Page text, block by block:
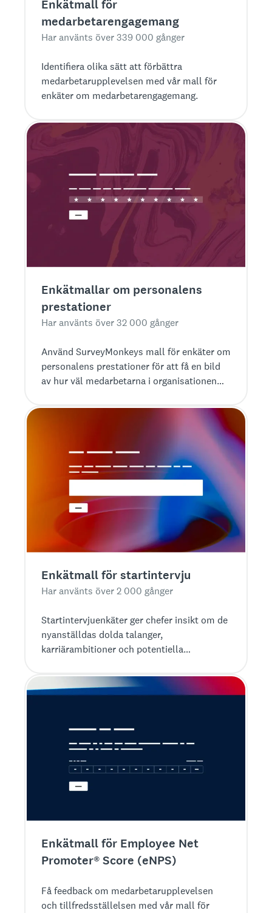
Enkätmall för
medarbetarengagemang
Har använts över 339 000 gånger
Identifiera olika sätt att förbättra
medarbetarupplevelsen med vår mall för
enkäter om medarbetarengagemang.
Enkätmallar om personalens
prestationer
Har använts över 32 000 gånger
Använd SurveyMonkeys mall för enkäter om
personalens prestationer för att få en bild
av hur väl medarbetarna i organisationen
Enkätmall för startintervju
Har använts över 2 000 gånger
Startintervjuenkäter ger chefer insikt om de
nyanställdas dolda talanger,
karriärambitioner och potentiella
relationen kan gynna båda parter i så stor
utsträckning som möjligt. Den här enkäten
intresserad av att lära sig, hur hen lär sig
och hur hen vill att ansvarig chef ska lägga
upp arbetet.
Enkätmall för Employee Net
Promoter® Score (eNPS)
Få feedback om medarbetarupplevelsen
och tillfredsställelsen med vår mall för